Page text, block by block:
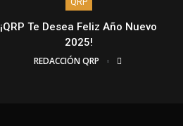
¡QRP Te Desea Feliz Año Nuevo
2025!
REDACCIÓN QRP